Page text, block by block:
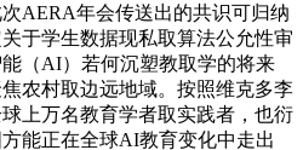
AERA年会传送出的共识可归纳
于学生数据现私取算法公允性审
（AI）若何沉塑教取学的将来
农村取边远地域。按照维克多李
上万名教育学者取实践者，也衍
能正在全球AI教育变化中走出